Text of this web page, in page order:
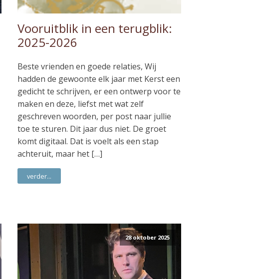
Vooruitblik in een terugblik:
2025-2026
Beste vrienden en goede relaties, Wij
hadden de gewoonte elk jaar met Kerst een
gedicht te schrijven, er een ontwerp voor te
maken en deze, liefst met wat zelf
geschreven woorden, per post naar jullie
toe te sturen. Dit jaar dus niet. De groet
komt digitaal. Dat is voelt als een stap
achteruit, maar het […]
verder...
28 oktober 2025